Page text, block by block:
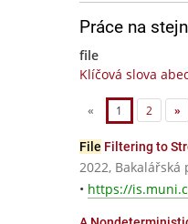
Práce na
file
Klíčová slova
« 1 2 »
File Filtering to
2022,
• https://